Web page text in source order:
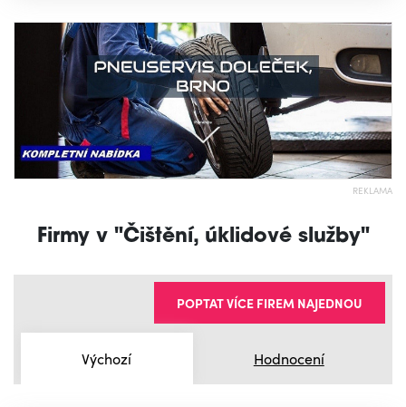
REKLAMA
Firmy v "Čištění, úklidové služby"
Výchozí Hodnocení
POPTAT VÍCE FIREM NAJEDNOU